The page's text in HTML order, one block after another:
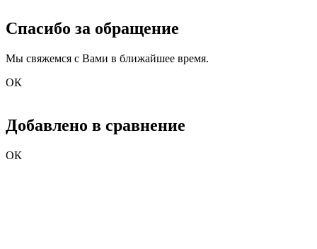
Спасибо за обращение
Мы свяжемся с Вами в ближайшее время.
ОК
Добавлено в сравнение
ОК